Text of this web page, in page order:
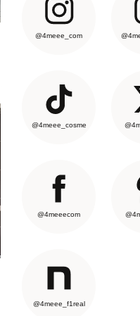
@4meee_com
@4meee_cosme
@4meeecom
@4meee_f1real